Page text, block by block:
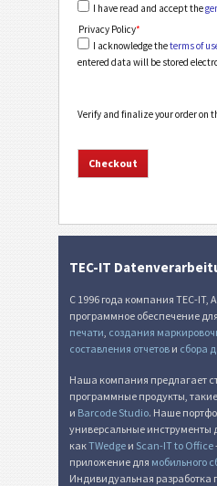
I have read and accept the
Privacy Policy*
I acknowledge theterms of
entered data will be stored
Verify and finalize your order on
TEC-IT
С 1996 года компания TEC-IT,
программное обеспечение для
печати создания
составления отчетов и сбора
Наша компания предлагает
программные продукты,
и Barcode Studio. Наше
универсальные инструменты
какTWedge и Scan-IT to Office
приложение для мобильного
Индивидуальная разработка